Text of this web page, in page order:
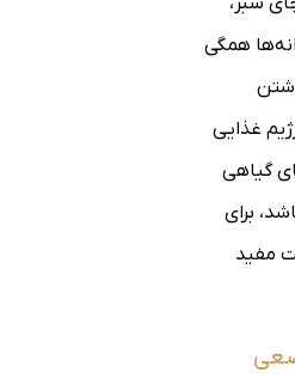
همگی
غذایی
گیاهی
برای
مفید